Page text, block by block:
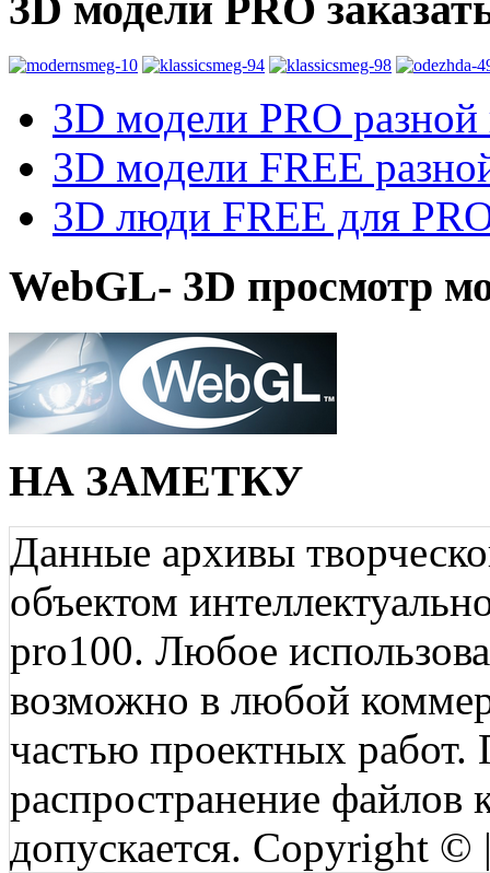
3D модели PRO разной
3D модели FREE
3D люди FREE для
WebGL- 3D просмотр
НА ЗАМЕТКУ
Данные архивы
объектом
pro100. Любое
возможно в любой
частью проектных
распространение файлов
допускается. Copyright